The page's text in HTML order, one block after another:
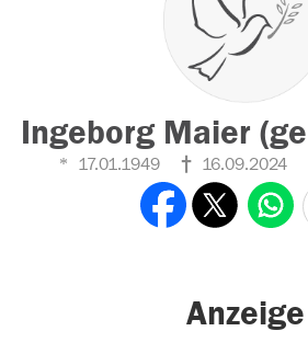
Ingeborg Maier
17.01.1949 16.09.2024
Anzeige